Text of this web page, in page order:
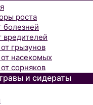
роста
болезней
вредителей
грызунов
насекомых
сорняков
и сидераты